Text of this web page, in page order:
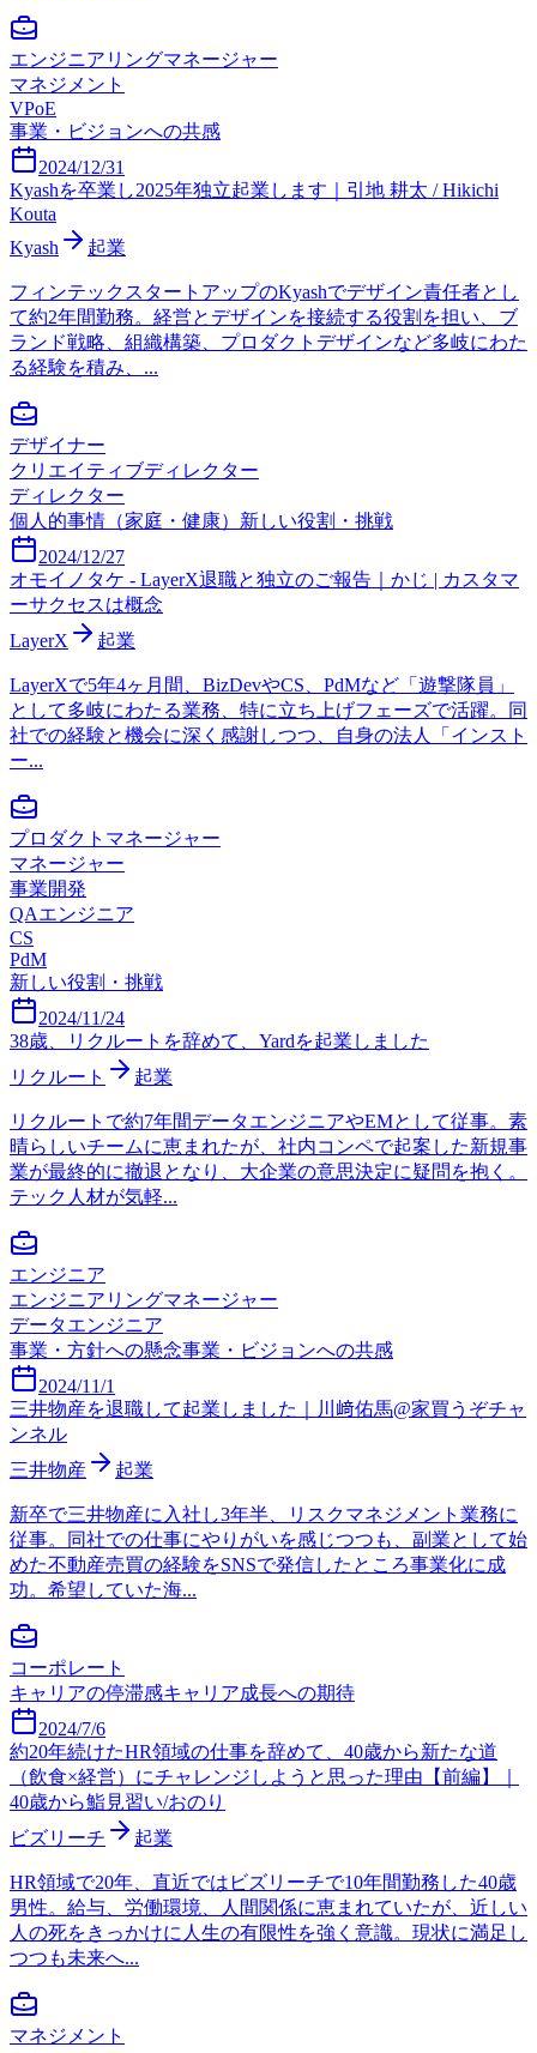
エンジニアリングマネージャー
マネジメント
VPoE
事業・ビジョンへの共感
2024/12/31
Kyashを卒業し2025年独立起業します｜引地 耕太 / Hikichi
Kouta
Kyash
起業
フィンテックスタートアップのKyashでデザイン責任者とし
て約2年間勤務。経営とデザインを接続する役割を担い、ブ
ランド戦略、組織構築、プロダクトデザインなど多岐にわた
る経験を積み、...
デザイナー
クリエイティブディレクター
ディレクター
個人的事情（家庭・健康） 新しい役割・挑戦
2024/12/27
オモイノタケ - LayerX退職と独立のご報告｜かじ | カスタマ
ーサクセスは概念
LayerX
起業
LayerXで5年4ヶ月間、BizDevやCS、PdMなど「遊撃隊員」
として多岐にわたる業務、特に立ち上げフェーズで活躍。同
社での経験と機会に深く感謝しつつ、自身の法人「インスト
ー...
プロダクトマネージャー
マネージャー
事業開発
QAエンジニア
CS
PdM
新しい役割・挑戦
2024/11/24
38歳、リクルートを辞めて、Yardを起業しました
リクルート
起業
リクルートで約7年間データエンジニアやEMとして従事。素
晴らしいチームに恵まれたが、社内コンペで起案した新規事
業が最終的に撤退となり、大企業の意思決定に疑問を抱く。
テック人材が気軽...
エンジニア
エンジニアリングマネージャー
データエンジニア
事業・方針への懸念事業・ビジョンへの共感
2024/11/1
三井物産を退職して起業しました｜川﨑佑馬@家買うぞチャ
ンネル
三井物産
起業
新卒で三井物産に入社し3年半、リスクマネジメント業務に
従事。同社での仕事にやりがいを感じつつも、副業として始
めた不動産売買の経験をSNSで発信したところ事業化に成
功。希望していた海...
コーポレート
キャリアの停滞感キャリア成長への期待
2024/7/6
約20年続けたHR領域の仕事を辞めて、40歳から新たな道
（飲食×経営）にチャレンジしようと思った理由【前編】｜
40歳から鮨見習い/おのり
ビズリーチ
起業
HR領域で20年、直近ではビズリーチで10年間勤務した40歳
男性。給与、労働環境、人間関係に恵まれていたが、近しい
人の死をきっかけに人生の有限性を強く意識。現状に満足し
つつも未来へ...
マネジメント